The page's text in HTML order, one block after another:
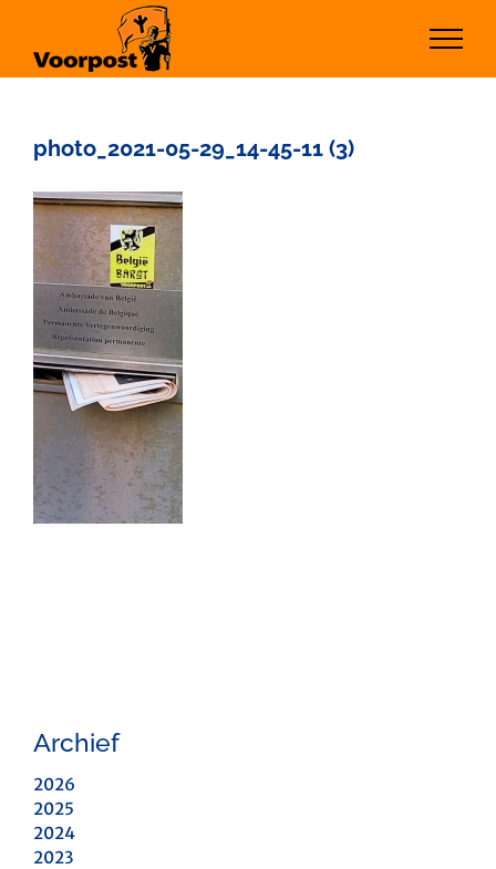
inhoud
photo_2021-05-29_14-45-11 (3)
Archief
2026
2025
2024
2023